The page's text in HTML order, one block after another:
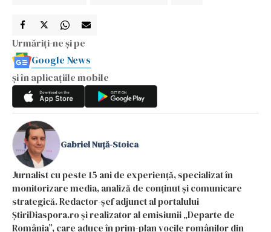
Urmăriți-ne și pe
Google News
și în aplicațiile mobile
Gabriel Nuță-Stoica
Jurnalist cu peste 15 ani de experiență, specializat în
monitorizare media, analiză de conținut și comunicare
strategică. Redactor-șef adjunct al portalului
ȘtiriDiaspora.ro și realizator al emisiunii „Departe de
România”, care aduce în prim-plan vocile românilor din